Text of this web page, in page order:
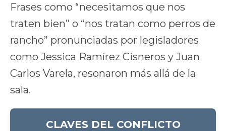
Frases como “necesitamos que nos
traten bien” o “nos tratan como perros de
rancho” pronunciadas por legisladores
como Jessica Ramírez Cisneros y Juan
Carlos Varela, resonaron más allá de la
sala.
CLAVES DEL CONFLICTO